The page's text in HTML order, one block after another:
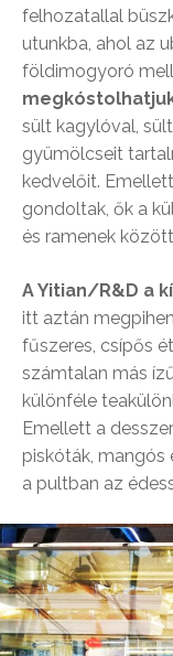
felhozatallal
utunkba, ahol az
földimogyoró
sült kagylóval,
gyümölcseit
kedvelőit.
gondoltak, ők a
és ramenek
A Yitian/R&D a
itt aztán
fűszeres, csípős
számtalan más
különféle
Emellett a
piskóták, mangós
a pultban az